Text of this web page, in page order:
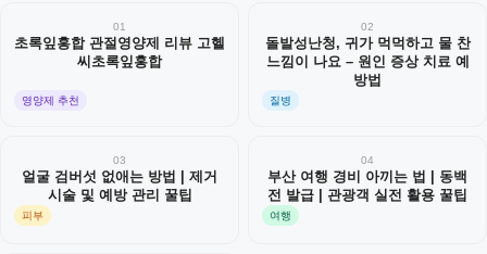
01
초록잎홍합 관절영양제 리뷰 고헬
씨초록잎홍합
영양제 추천
02
돌발성난청, 귀가 먹먹하고 물 찬
느낌이 나요 – 원인 증상 치료 예
방법
질병
03
얼굴 검버섯 없애는 방법 | 제거
시술 및 예방 관리 꿀팁
피부
04
부산 여행 경비 아끼는 법 | 동백
전 발급 | 관광객 실전 활용 꿀팁
여행